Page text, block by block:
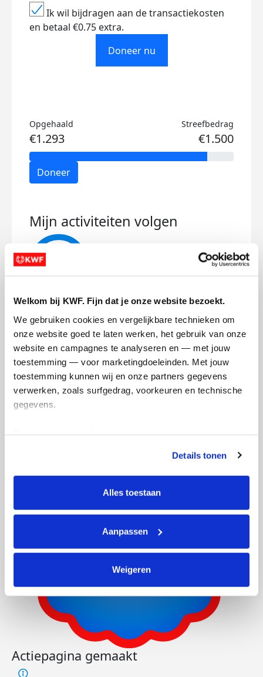
Welkom bij KWF. Fijn dat je onze website bezoekt.
We gebruiken cookies en vergelijkbare technieken om
onze website goed te laten werken, het gebruik van onze
website en campagnes te analyseren en — met jouw
toestemming — voor marketingdoeleinden. Met jouw
toestemming kunnen wij en onze partners gegevens
verwerken, zoals surfgedrag, voorkeuren en technische
gegevens.
tonen. Je kunt je toestemming op elk moment wijzigen of
intrekken via Cookie instellingen onderaan de pagina. De
lijst met cookies is te vinden in het tabblad “details”.
Details tonen
Alles toestaan
Aanpassen
Weigeren
Ik wil bijdragen aan de transactiekosten
en betaal €0.75 extra.
Doneer nu
Opgehaald
€1.293
Streefbedrag
€1.500
Doneer
Mijn activiteiten volgen
104
kms
Mijn afstandsdoel42 kms
Boudewijn's badges
Actiepagina gemaakt